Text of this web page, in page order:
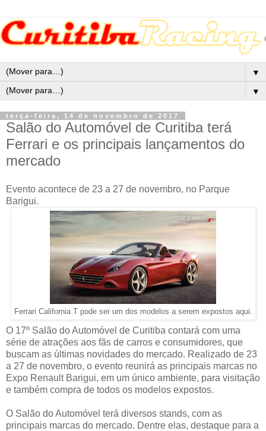
▼
▼
terça-feira, 14 de novembro de 2017
Salão do Automóvel de Curitiba terá
Ferrari e os principais lançamentos do
mercado
Evento acontece de 23 a 27 de novembro, no Parque
Barigui.
Ferrari California T pode ser um dos modelos a serem expostos aqui.
O 17º Salão do Automóvel de Curitiba contará com uma
série de atrações aos fãs de carros e consumidores, que
buscam as últimas novidades do mercado. Realizado de 23
a 27 de novembro, o evento reunirá as principais marcas no
Expo Renault Barigui, em um único ambiente, para visitação
e também compra de todos os modelos expostos.
O Salão do Automóvel terá diversos stands, com as
principais marcas do mercado. Dentre elas, destaque para a